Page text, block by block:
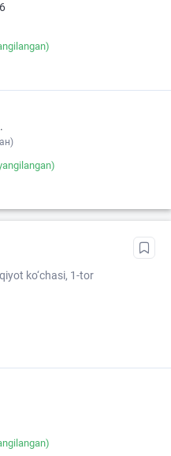
ko‘chasi, 1-tor